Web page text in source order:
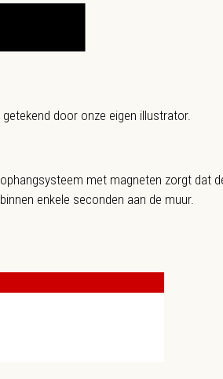
door onze eigen illustrator.
met magneten zorgt dat
enkele seconden aan de muur.